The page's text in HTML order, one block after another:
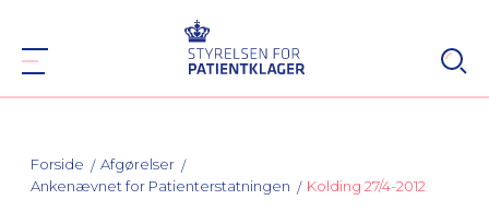
Forside
Afgørelser
Ankenævnet for Patienterstatningen
Kolding 27/4-2012